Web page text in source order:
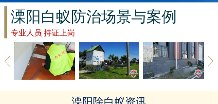
溧阳白蚁防治场景与案例
专业人员 持证上岗
溧阳草地除
溧阳建筑白
溧阳家具防